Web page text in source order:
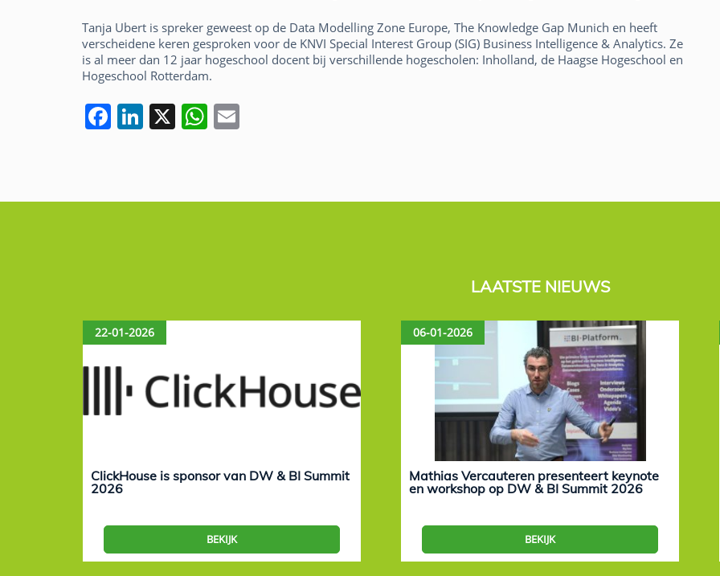
Tanja Ubert is spreker geweest op de Data Modelling Zone Europe, The Knowledge Gap Munich en heeft
verscheidene keren gesproken voor de KNVI Special Interest Group (SIG) Business Intelligence & Analytics. Ze
is al meer dan 12 jaar hogeschool docent bij verschillende hogescholen: Inholland, de Haagse Hogeschool en
Hogeschool Rotterdam.
F
e
Li
e
X W
s l
LAATSTE NIEUWS
22-01-2026
ClickHouse is sponsor van DW & BI Summit
2026
BEKIJK
06-01-2026
Mathias Vercauteren presenteert keynote
en workshop op DW & BI Summit 2026
BEKIJK